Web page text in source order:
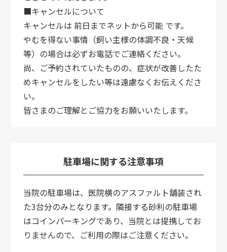
■キャンセルについて
キャンセルは 前日までネットから可能 です。
やむを得ない事情（飼い主様の体調不良・天候
等）の場合は必ずお電話でご連絡ください。
尚、ご予約されていたものの、症状が改善したた
めキャンセルをしたい等は遠慮なくお伝えくださ
い。
皆さまのご理解とご協力をお願いいたします。
駐車場に関する注意事項
当院の駐車場は、医院横のアスファルト舗装され
た3台分のみとなります。隣接する砂利の駐車場
はコインパーキングであり、当院とは提携してお
りませんので、ご利用の際はご注意ください。